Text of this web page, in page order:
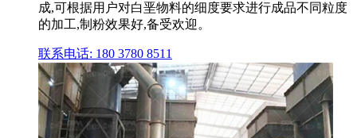
成,可根据用户对白垩物料的细度要求进行成品不同粒度
的加工,制粉效果好,备受欢迎。
联系电话: 180 3780 8511